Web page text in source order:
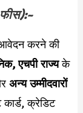
करने की
एचपी राज्यके
अन्य उम्मीदवारों
क्रेडिट